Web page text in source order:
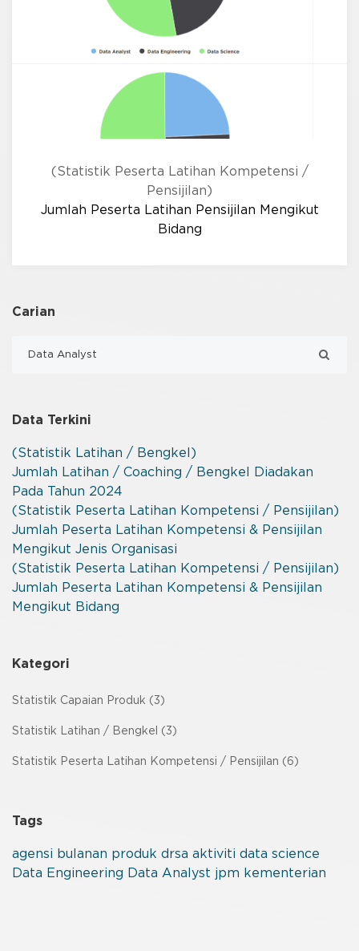
(Statistik Peserta Latihan Kompetensi /
Pensijilan)
Jumlah Peserta Latihan Pensijilan Mengikut
Bidang
Carian
Data Terkini
(Statistik Latihan / Bengkel)
Jumlah Latihan / Coaching / Bengkel Diadakan
Pada Tahun 2024
(Statistik Peserta Latihan Kompetensi / Pensijilan)
Jumlah Peserta Latihan Kompetensi & Pensijilan
Mengikut Jenis Organisasi
(Statistik Peserta Latihan Kompetensi / Pensijilan)
Jumlah Peserta Latihan Kompetensi & Pensijilan
Mengikut Bidang
Kategori
Statistik Capaian Produk (3)
Statistik Latihan / Bengkel (3)
Statistik Peserta Latihan Kompetensi / Pensijilan (6)
Tags
agensi bulanan produk drsa aktiviti data science
Data Engineering Data Analyst jpm kementerian